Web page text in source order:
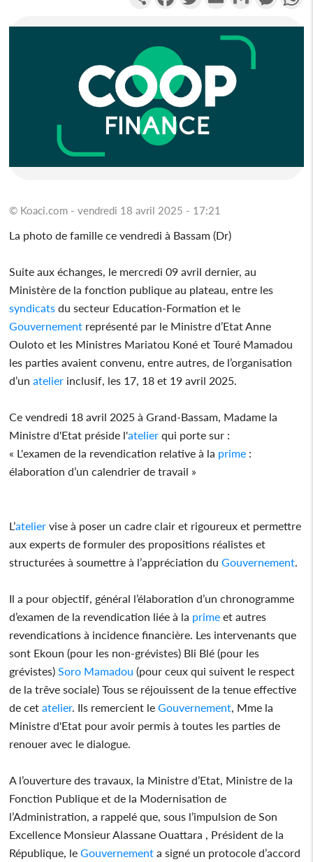
© Koaci.com - vendredi 18 avril 2025 - 17:21
La photo de famille ce vendredi à Bassam (Dr)
Suite aux échanges, le mercredi 09 avril dernier, au
Ministère de la fonction publique au plateau, entre les
syndicats du secteur Education-Formation et le
Gouvernement représenté par le Ministre d’Etat Anne
Ouloto et les Ministres Mariatou Koné et Touré Mamadou
les parties avaient convenu, entre autres, de l’organisation
d’unatelier inclusif, les 17, 18 et 19 avril 2025.
Ce vendredi 18 avril 2025 à Grand-Bassam, Madame la
Ministre d'Etat préside l'atelier qui porte sur :
« L'examen de la revendication relative à la prime :
élaboration d’un calendrier de travail »
L’atelier vise à poser un cadre clair et rigoureux et permettre
aux experts de formuler des propositions réalistes et
structurées à soumettre à l’appréciation duGouvernement
Il a pour objectif, général l’élaboration d’un chronogramme
d’examen de la revendication liée à la prime et autres
revendications à incidence financière. Les intervenants que
sont Ekoun (pour les non-grévistes) Bli Blé (pour les
grévistes) Soro Mamadou (pour ceux qui suivent le respect
de la trêve sociale) Tous se réjouissent de la tenue effective
de cetatelier. Ils remercient leGouvernement , Mme la
Ministre d'Etat pour avoir permis à toutes les parties de
renouer avec le dialogue.
A l’ouverture des travaux, la Ministre d’Etat, Ministre de la
Fonction Publique et de la Modernisation de
l’Administration, a rappelé que, sous l’impulsion de Son
Excellence Monsieur Alassane Ouattara , Président de la
République, leGouvernement a signé un protocole d’accord